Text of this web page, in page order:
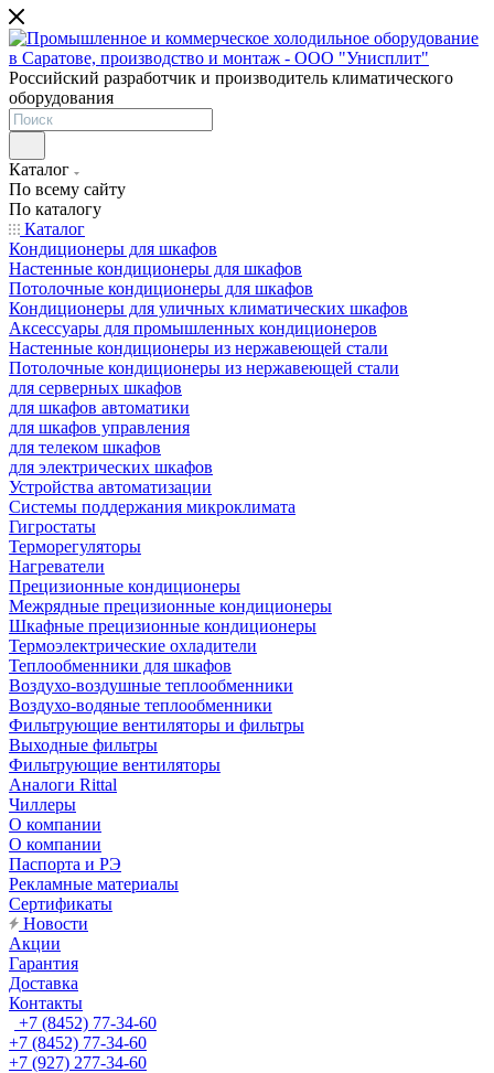
Российский разработчик и производитель климатического
оборудования
Каталог
По всему сайту
По каталогу
Каталог
Кондиционеры для шкафов
Настенные кондиционеры для шкафов
Потолочные кондиционеры для шкафов
Кондиционеры для уличных климатических шкафов
Аксессуары для промышленных кондиционеров
Настенные кондиционеры из нержавеющей стали
Потолочные кондиционеры из нержавеющей стали
для серверных шкафов
для шкафов автоматики
для шкафов управления
для телеком шкафов
для электрических шкафов
Устройства автоматизации
Системы поддержания микроклимата
Гигростаты
Терморегуляторы
Нагреватели
Прецизионные кондиционеры
Mежрядные прецизионные кондиционеры
Шкафные прецизионные кондиционеры
Термоэлектрические охладители
Теплообменники для шкафов
Воздухо-воздушные теплообменники
Воздухо-водяные теплообменники
Фильтрующие вентиляторы и фильтры
Выходные фильтры
Фильтрующие вентиляторы
Аналоги Rittal
Чиллеры
О компании
О компании
Паспорта и РЭ
Рекламные материалы
Сертификаты
Новости
Акции
Гарантия
Доставка
Контакты
+7 (8452) 77-34-60
+7 (8452) 77-34-60
+7 (927) 277-34-60